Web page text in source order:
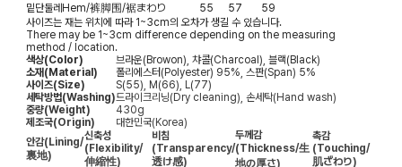
밑단둘레 Hem/裤脚围/裾まわり 55 57
59
사이즈는 재는 위치에 따라 1~3cm의 오차가 생길 수 있습니다.
There may be 1~3cm difference depending on the measuring
method / location.
색상(Color)
브라운(Browon), 챠콜(Charcoal), 블랙(Black)
소재(Material)
폴리에스터(Polyester) 95%, 스판(Span) 5%
사이즈(Size)
S(55), M(66), L(77)
세탁방법(Washing)드라이크리닝(Dry cleaning), 손세탁(Hand wash)
중량(Weight)
430g
제조국(Origin)
대한민국(Korea)
안감(Lining/
裏地)
신축성
(Flexibility/
伸縮性)
비침
(Transparency/
透け感)
두께감
(Thickness/生
地の厚さ)
촉감
(Touching/
肌ざわり)